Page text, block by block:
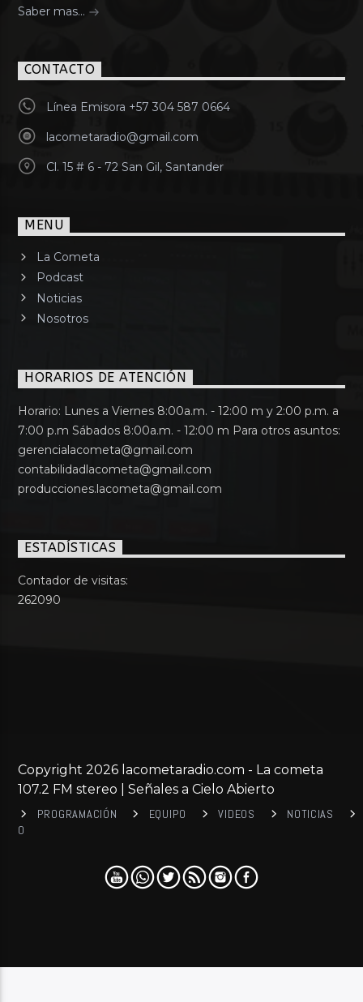
Saber mas...
CONTACTO
Línea Emisora +57 304 587 0664
lacometaradio@gmail.com
Cl. 15 # 6 - 72 San Gil, Santander
MENU
La Cometa
Podcast
Noticias
Nosotros
HORARIOS DE ATENCIÓN
Horario: Lunes a Viernes 8:00a.m. - 12:00 m y 2:00 p.m. a
7:00 p.m Sábados 8:00a.m. - 12:00 m Para otros asuntos:
gerencialacometa@gmail.com
contabilidadlacometa@gmail.com
producciones.lacometa@gmail.com
ESTADÍSTICAS
Contador de visitas:
262090
Copyright 2026 lacometaradio.com - La cometa
107.2 FM stereo | Señales a Cielo Abierto
PROGRAMACIÓN EQUIPO VIDEOS
NOTICIAS
0